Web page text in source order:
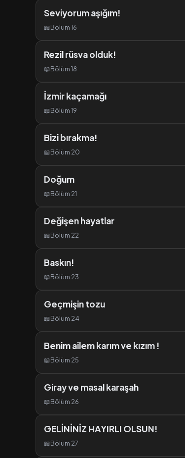
Seviyorum aşığım!
📖Bölüm 16
Rezil rüsva olduk!
📖Bölüm 18
İzmir kaçamağı
📖Bölüm 19
Bizi bırakma!
📖Bölüm 20
Doğum
📖Bölüm 21
Değişen hayatlar
📖Bölüm 22
Baskın!
📖Bölüm 23
Geçmişin tozu
📖Bölüm 24
Benim ailem karım ve kızım !
📖Bölüm 25
Giray ve masal karaşah
📖Bölüm 26
GELİNİNİZ HAYIRLI OLSUN!
📖Bölüm 27